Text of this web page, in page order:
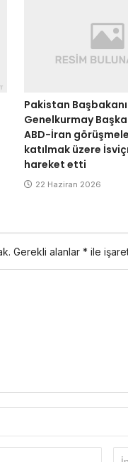
Pakistan
Genelkurmay
ABD-İran
katılmak üzere
hareket etti
22 Haziran 2026
Gerekli alanlar * ile